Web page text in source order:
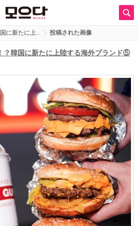
に新たに上… 投稿された画像
？韓国に新たに上陸する海外ブランド⑤